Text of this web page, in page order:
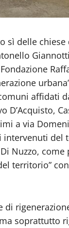
sì delle chiese
affidati
D’Acquisto,
a via
intervenuti del
Nuzzo, come
territorio”
di
soprattutto